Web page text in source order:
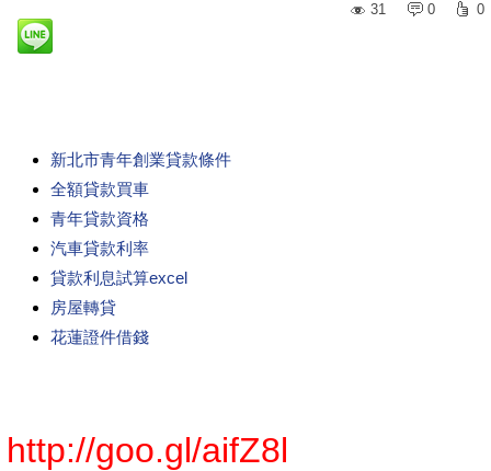
31
0 0
新北市青年創業貸款條件
全額貸款買車
青年貸款資格
汽車貸款利率
貸款利息試算excel
房屋轉貸
花蓮證件借錢
http://goo.gl/aifZ8l